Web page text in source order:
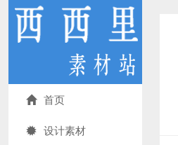
首页
设计素材